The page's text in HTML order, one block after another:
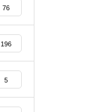
76
196
5